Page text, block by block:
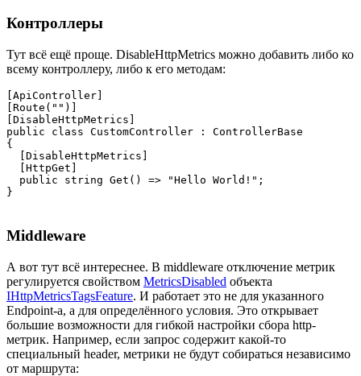
Контроллеры
Тут всё ещё проще. DisableHttpMetrics можно добавить либо ко
всему контроллеру, либо к его методам:
[ApiController]
[Route("")]
[DisableHttpMetrics]
public class CustomController : ControllerBase
{
  [DisableHttpMetrics]
  [HttpGet]
  public string Get() => "Hello World!";
}
Middleware
А вот тут всё интереснее. В middleware отключение метрик
регулируется свойством MetricsDisabled объекта
IHttpMetricsTagsFeature. И работает это не для указанного
Endpoint-а, а для определённого условия. Это открывает
большие возможности для гибкой настройки сбора http-
метрик. Например, если запрос содержит какой-то
специальный header, метрики не будут собираться независимо
от маршрута: